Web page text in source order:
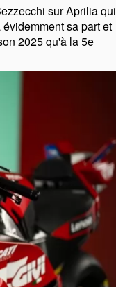
sur Aprilia qui
sa part et
2025 qu'à la 5e